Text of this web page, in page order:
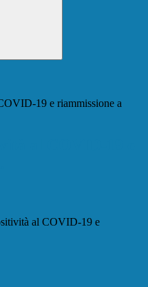
19 e riammissione a
al COVID-19 e